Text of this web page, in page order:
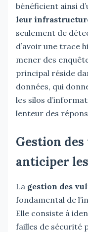
bénéficient ainsi
leur
seulement de
d’avoir une trace
mener des
principal réside
données, qui
les silos
lenteur des
Gestion
anticiper
La gestion des
fondamental de
Elle consiste à
failles de sécurité